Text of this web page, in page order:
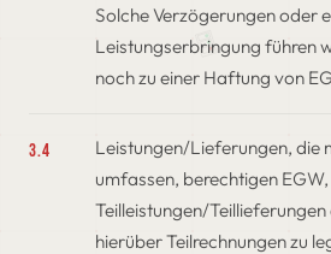
Solche Verzögerungen oder
Leistungserbringung führen
noch zu einer Haftung von
3.4
Leistungen/Lieferungen, die
umfassen, berechtigen EGW,
Teilleistungen/
hierüber Teilrechnungen zu